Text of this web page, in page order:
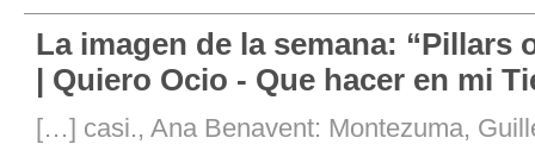
La imagen de la semana: “Pillars
| Quiero Ocio - Que hacer en mi
[…] casi., Ana Benavent: Montezuma,